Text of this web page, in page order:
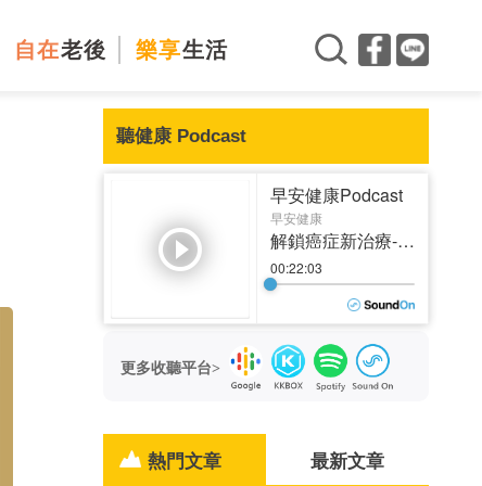
自在老後 樂享生活
聽健康 Podcast
更多收聽平台>
熱門文章 最新文章